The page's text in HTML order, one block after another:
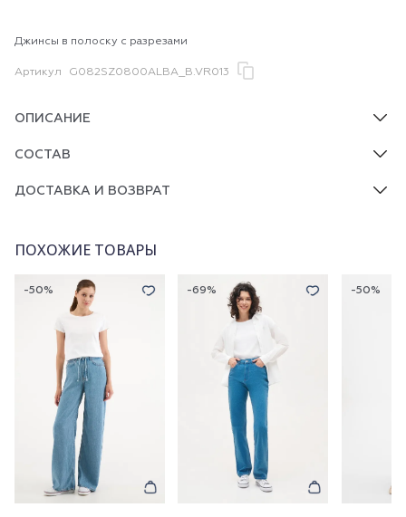
Джинсы в полоску с разрезами
Артикул G082SZ0800ALBA_B.VR013
ОПИСАНИЕ
СОСТАВ
ДОСТАВКА И ВОЗВРАТ
ПОХОЖИЕ ТОВАРЫ
-50% -69% -50%